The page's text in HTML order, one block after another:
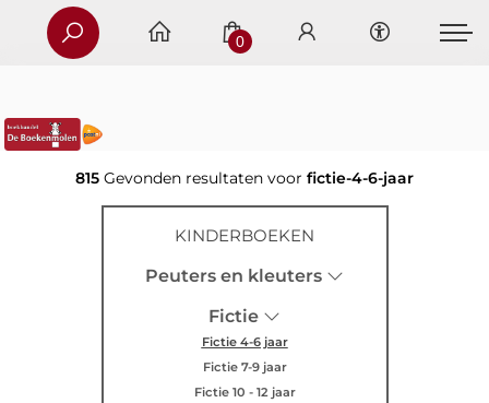
0
815 Gevonden resultaten voor fictie-4-6-jaar
KINDERBOEKEN
Peuters en kleuters
Fictie
Fictie 4-6 jaar
Fictie 7-9 jaar
Fictie 10 - 12 jaar